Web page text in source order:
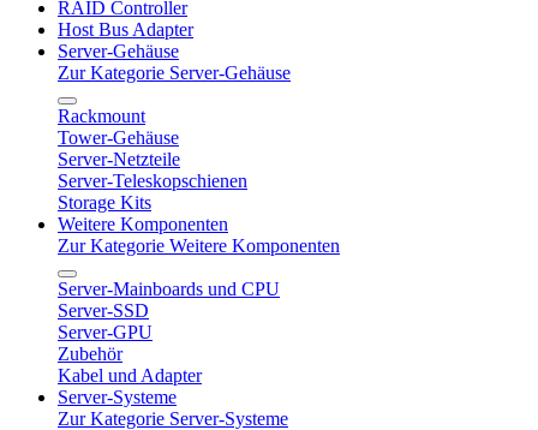
RAID Controller
Host Bus Adapter
Server-Gehäuse
Zur Kategorie Server-Gehäuse
Rackmount
Tower-Gehäuse
Server-Netzteile
Server-Teleskopschienen
Storage Kits
Weitere Komponenten
Zur Kategorie Weitere Komponenten
Server-Mainboards und CPU
Server-SSD
Server-GPU
Zubehör
Kabel und Adapter
Server-Systeme
Zur Kategorie Server-Systeme